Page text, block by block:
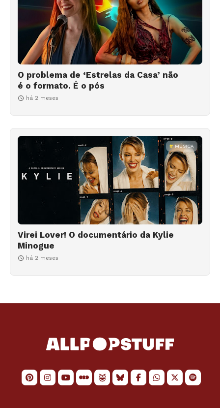
O problema de ‘Estrelas da Casa’ não
é o formato. É o pós
há 2 meses
MÚSICA
Virei Lover! O documentário da Kylie
Minogue
há 2 meses